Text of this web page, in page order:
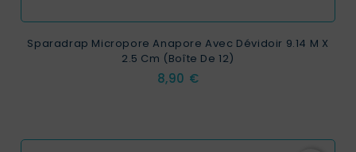
Sparadrap Micropore Anapore Avec Dévidoir 9.14 M X
2.5 Cm (boîte De 12)
Prix
8,90 €